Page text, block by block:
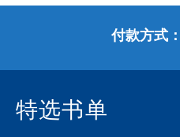
付款方式：
特选书单